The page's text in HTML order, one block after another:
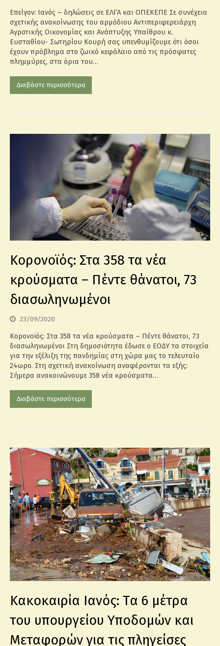
Επείγον: Ιανός – δηλώσεις σε ΕΛΓΑ και ΟΠΕΚΕΠΕ Σε συνέχεια
σχετικής ανακοίνωσης του αρμόδιου Αντιπεριφερειάρχη
Αγροτικής Οικονομίας και Ανάπτυξης Υπαίθρου κ.
Ευσταθίου- Σωτηρίου Κουρή σας υπενθυμίζουμε ότι όσοι
έχουν πρόβλημα στο ζωικό κεφάλαιο από τις πρόσφατες
πλημμύρες, στα όρια του…
Διαβάστε περισσότερα
Κορονοϊός: Στα 358 τα νέα
κρούσματα – Πέντε θάνατοι, 73
διασωληνωμένοι
23/09/2020
Κορονοϊός: Στα 358 τα νέα κρούσματα – Πέντε θάνατοι, 73
διασωληνωμένοι Στη δημοσιότητα έδωσε ο ΕΟΔΥ τα στοιχεία
για την εξέλιξη της πανδημίας στη χώρα μας το τελευταίο
24ωρο. Στη σχετική ανακοίνωση αναφέρονται τα εξής:
Σήμερα ανακοινώνουμε 358 νέα κρούσματα…
Διαβάστε περισσότερα
Κακοκαιρία Ιανός: Tα 6 μέτρα
του υπουργείου Υποδομών και
Μεταφορών για τις πληγείσες